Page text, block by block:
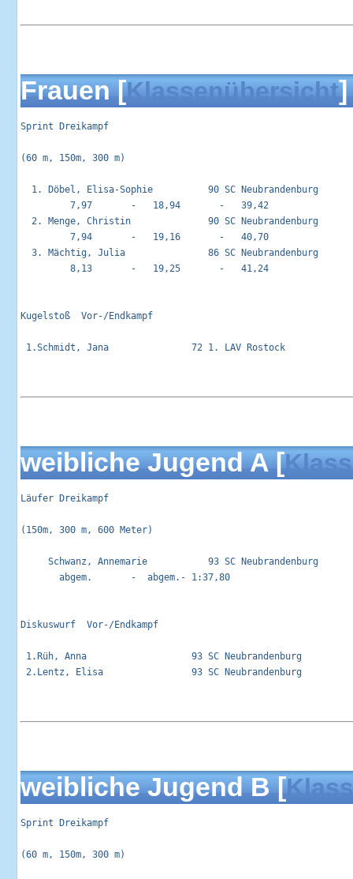
Frauen [Klassenübersicht]
Sprint Dreikampf
(60 m, 150m, 300 m)
1. Döbel, Elisa-Sophie          90 SC Neubrandenburg
         7,97       -   18,94       -   39,42
2. Menge, Christin              90 SC Neubrandenburg
         7,94       -   19,16       -   40,70
3. Mächtig, Julia               86 SC Neubrandenburg
         8,13       -   19,25       -   41,24
Kugelstoß  Vor-/Endkampf
1.Schmidt, Jana               72 1. LAV Rostock
weibliche Jugend A [
Läufer Dreikampf
(150m, 300 m, 600 Meter)
Schwanz, Annemarie           93 SC
       abgem.       -  abgem.- 1:37,80
Diskuswurf  Vor-/Endkampf
1.Rüh, Anna                   93 SC Neubrandenburg
2.Lentz, Elisa                93 SC Neubrandenburg
weibliche Jugend B [
Sprint Dreikampf
(60 m, 150m, 300 m)